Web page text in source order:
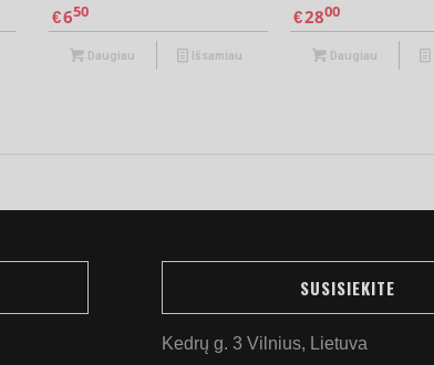
€650
Daugiau Išsamiau
€2800
Daugiau
SUSISIEKITE
Kedrų g. 3 Vilnius, Lietuva